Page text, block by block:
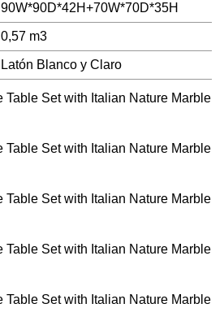
90W*90D*42H+70W*70D*35H
0,57 m3
Latón Blanco y Claro